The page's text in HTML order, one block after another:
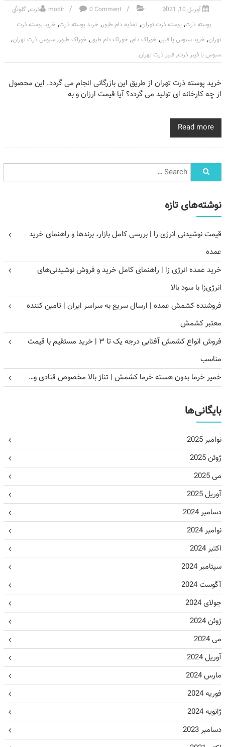
آوریل 10, 2021 modir 0 Comment ذرت, گلوتن
پوسته ذرت, پوسته ذرت تهران, تغذیه دام طیور, خرید پوسته ذرت, خرید پوسته ذرت
تهران, خرید سبوس یا فیبر, خوراک دام, خوراک دام طیور, خوراک طیور, سبوس ذرت تهران,
سبوس یا فیبر ذرت, فیبر ذرت تهران
خرید پوسته ذرت تهران از طریق این بازرگانی انجام می گردد. این محصول
از چه کارخانه ای تولید می گردد؟ آیا قیمت ارزان و به
Read more
نوشته‌های تازه
قیمت نوشیدنی انرژی زا | بررسی کامل بازار، برندها و راهنمای خرید
عمده
خرید عمده انرژی زا | راهنمای کامل خرید و فروش نوشیدنی‌های
انرژی‌زا با سود بالا
فروشنده کشمش عمده | ارسال سریع به سراسر ایران | تامین کننده
معتبر کشمش
فروش انواع کشمش آفتابی درجه یک تا ۳ | خرید مستقیم با قیمت
مناسب
خمیر خرما بدون هسته خرما کشمش | تناژ بالا مخصوص قنادی و…
بایگانی‌ها
نوامبر 2025
ژوئن 2025
می 2025
آوریل 2025
دسامبر 2024
نوامبر 2024
اکتبر 2024
سپتامبر 2024
آگوست 2024
جولای 2024
ژوئن 2024
می 2024
آوریل 2024
مارس 2024
فوریه 2024
ژانویه 2024
دسامبر 2023